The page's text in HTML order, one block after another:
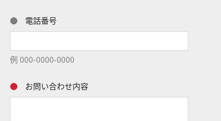
● 電話番号
例 000-0000-0000
● お問い合わせ内容